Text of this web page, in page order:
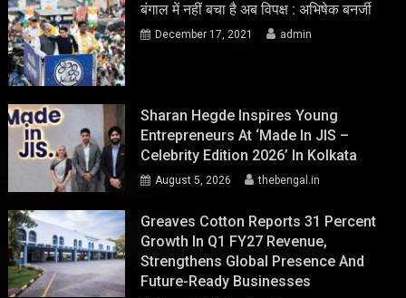
बंगाल में नहीं बचा है अब विपक्ष : अभिषेक बनर्जी
December 17, 2021 admin
Sharan Hegde Inspires Young
Entrepreneurs At ‘Made In JIS –
Celebrity Edition 2026’ In Kolkata
August 5, 2026 thebengal.in
Greaves Cotton Reports 31 Percent
Growth In Q1 FY27 Revenue,
Strengthens Global Presence And
Future-Ready Businesses